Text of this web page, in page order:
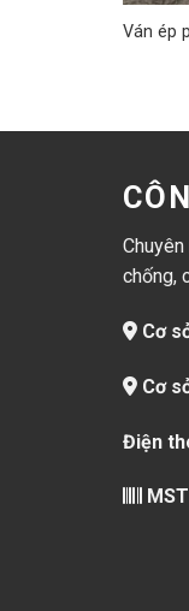
Ván ép
chống,
Cơ
Cơ
Điện